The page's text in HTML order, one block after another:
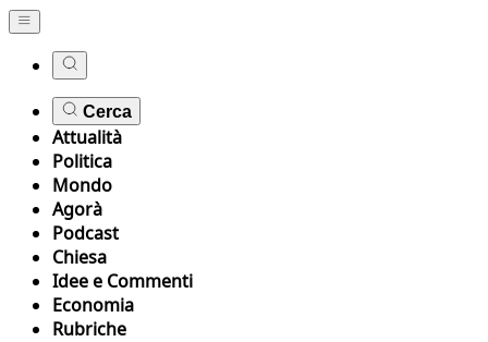
Cerca
Attualità
Politica
Mondo
Agorà
Podcast
Chiesa
Idee e Commenti
Economia
Rubriche